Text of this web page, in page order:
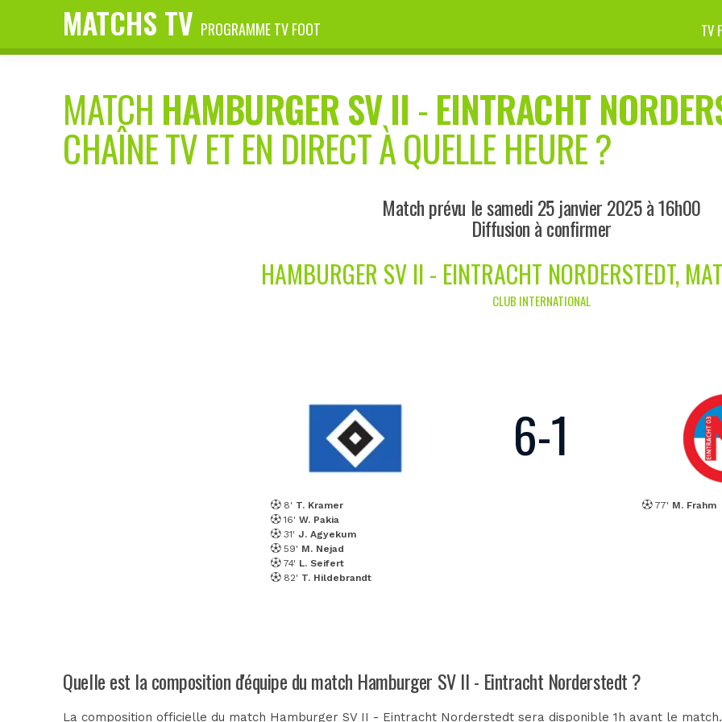
MATCHS TV PROGRAMME TV FOOT TV
MATCH HAMBURGER SV II -EINTRACHT
CHAÎNE TV ET EN DIRECT À QUELLE HEURE ?
Match prévu le samedi 25 janvier 2025 à 16h00
Diffusion à confirmer
HAMBURGER SV II - EINTRACHT NORDERSTEDT,
CLUB INTERNATIONAL
8' T. Kramer
16' W. Pakia
31' J. Agyekum
59' M. Nejad
74' L. Seifert
82' T. Hildebrandt
6-1
77' M. Frahm
Quelle est la composition d'équipe du match Hamburger SV II - Eintracht Norderstedt ?
La composition officielle du match Hamburger SV II - Eintracht Norderstedt sera disponible 1h avant le match.